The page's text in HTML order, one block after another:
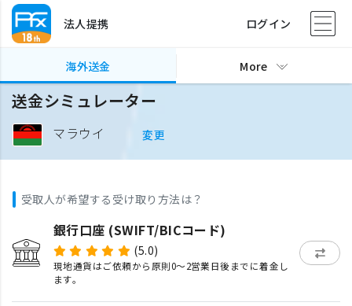
法人提携 ログイン
海外送金 More
送金シミュレーター
マラウイ 変更
受取人が希望する受け取り方法は？
銀行口座 (SWIFT/BICコード)
(5.0)
現地通貨はご依頼から原則0〜2営業日後までに着金し
ます。